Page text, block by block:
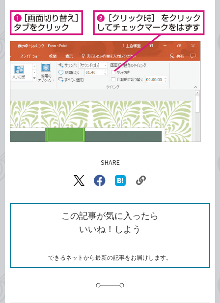
SHARE
X（旧
で
シ
ェ
ア
Facebook
シ
ェ
ア
な
ッ
ク
ク
ク
を
コ
この記事が気に入ったら
いいね！しよう
できるネットから最新の記事をお届けします。